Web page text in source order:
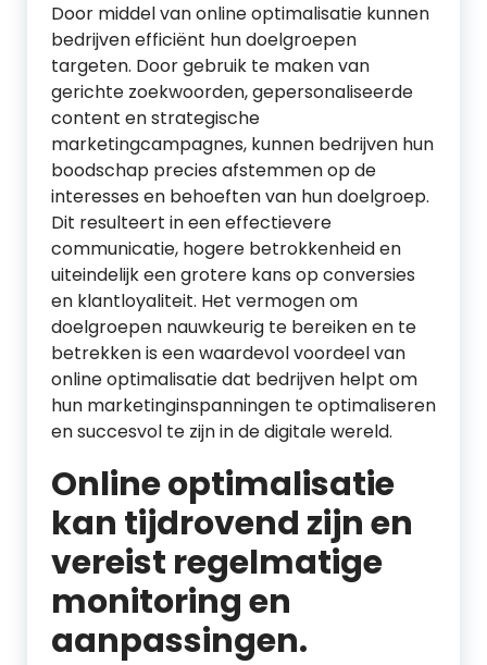
Door middel van online optimalisatie kunnen
bedrijven efficiënt hun doelgroepen
targeten. Door gebruik te maken van
gerichte zoekwoorden, gepersonaliseerde
content en strategische
marketingcampagnes, kunnen bedrijven hun
boodschap precies afstemmen op de
interesses en behoeften van hun doelgroep.
Dit resulteert in een effectievere
communicatie, hogere betrokkenheid en
uiteindelijk een grotere kans op conversies
en klantloyaliteit. Het vermogen om
doelgroepen nauwkeurig te bereiken en te
betrekken is een waardevol voordeel van
online optimalisatie dat bedrijven helpt om
hun marketinginspanningen te optimaliseren
en succesvol te zijn in de digitale wereld.
Online optimalisatie
kan tijdrovend zijn en
vereist regelmatige
monitoring en
aanpassingen.